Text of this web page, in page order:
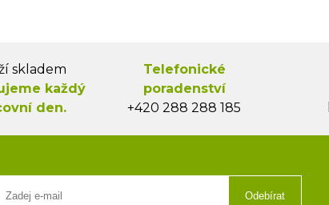
skladem
každý
den.
Telefonické
poradenství
+420 288 288 185
Odebírat